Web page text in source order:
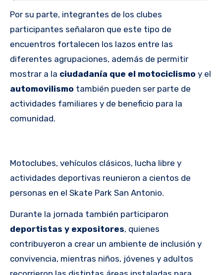
Por su parte, integrantes de los clubes
participantes señalaron que este tipo de
encuentros fortalecen los lazos entre las
diferentes agrupaciones, además de permitir
mostrar a la ciudadanía que el motociclismo y el
automovilismo también pueden ser parte de
actividades familiares y de beneficio para la
comunidad.
Motoclubes, vehículos clásicos, lucha libre y
actividades deportivas reunieron a cientos de
personas en el Skate Park San Antonio.
Durante la jornada también participaron
deportistas y expositores, quienes
contribuyeron a crear un ambiente de inclusión y
convivencia, mientras niños, jóvenes y adultos